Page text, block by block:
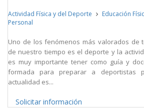
Actividad Física y del Deporte
Educación
Personal
Uno de los fenómenos más valorados de
de nuestro tiempo es el deporte y la
es muy importante tener como guía y
formada para preparar a deportistas
actualidad es...
Solicitar información